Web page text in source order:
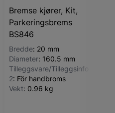
Bremse kjører, Kit,
Parkeringsbrems
BS846
Bredde: 20 mm
Diameter: 160.5 mm
Tilleggsvare/Tilleggsinfo
2: För handbroms
Vekt: 0.96 kg